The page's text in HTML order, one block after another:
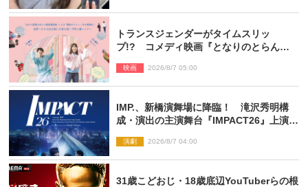
トランスジェンダーがタイムスリッ
プ!? コメディ映画『となりのとらんす
映画 2026/8/7 05:00
IMP.、新橋演舞場に降臨！ 滝沢秀明構
成・演出の主演舞台『IMPACT26』上演決
演劇 2026/8/7 04:00
31歳こどおじ・18歳底辺YouTuberらの根